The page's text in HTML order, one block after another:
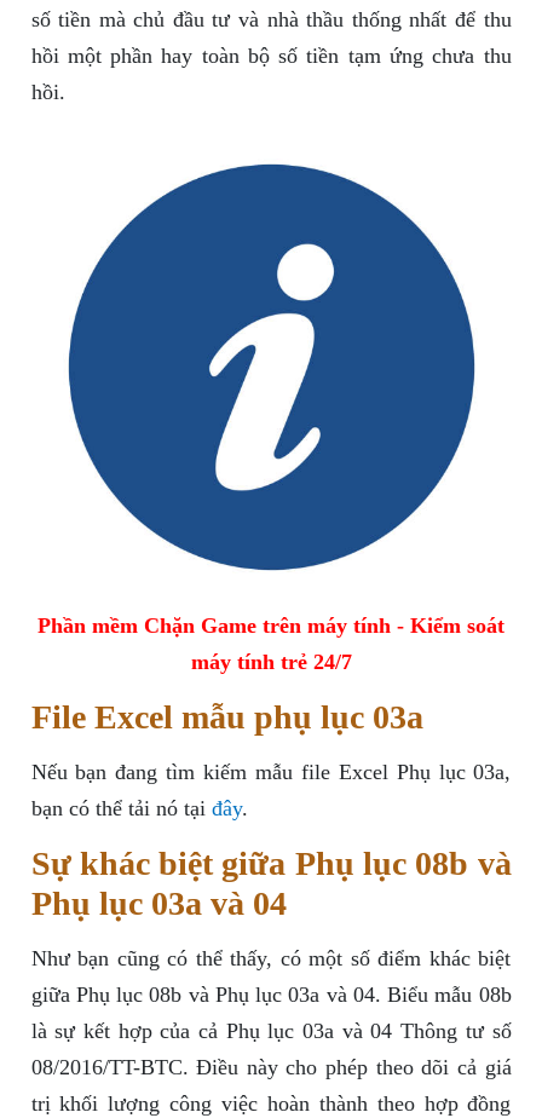
số tiền mà chủ đầu tư và nhà thầu thống nhất để thu
hồi một phần hay toàn bộ số tiền tạm ứng chưa thu
hồi.
Phần mềm Chặn Game trên máy tính - Kiểm soát
máy tính trẻ 24/7
File Excel mẫu phụ lục 03a
Nếu bạn đang tìm kiếm mẫu file Excel Phụ lục 03a,
bạn có thể tải nó tại đây.
Sự khác biệt giữa Phụ lục 08b và
Phụ lục 03a và 04
Như bạn cũng có thể thấy, có một số điểm khác biệt
giữa Phụ lục 08b và Phụ lục 03a và 04. Biểu mẫu 08b
là sự kết hợp của cả Phụ lục 03a và 04 Thông tư số
08/2016/TT-BTC. Điều này cho phép theo dõi cả giá
trị khối lượng công việc hoàn thành theo hợp đồng